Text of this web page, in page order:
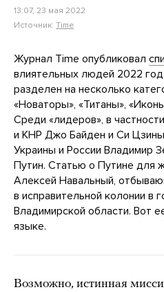
13:07, 23 мая 2022
Источник: Time
Журнал Time опубликовал
влиятельных людей 2022
разделен на несколько
«Новаторы», «Титаны»,
Среди «лидеров», в
и КНР Джо Байден и Си
Украины и России Владимир
Путин. Статью о Путине для
Алексей Навальный,
в исправительной колонии в
Владимирской области. Вот
языке.
Возможно, истинная